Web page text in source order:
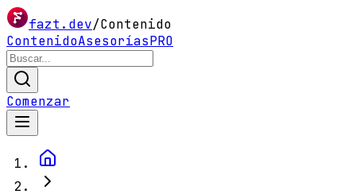
fazt.dev/Contenido
ContenidoAsesoríasPRO
Comenzar